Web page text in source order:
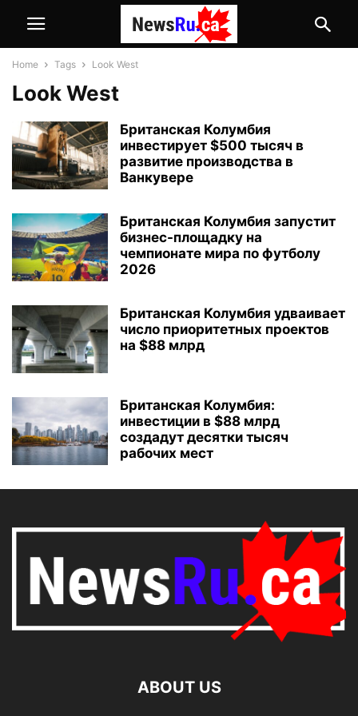
Home Tags Look West
Look West
Британская Колумбия
инвестирует $500 тысяч в
развитие производства в
Ванкувере
Британская Колумбия запустит
бизнес-площадку на
чемпионате мира по футболу
2026
Британская Колумбия удваивает
число приоритетных проектов
на $88 млрд
Британская Колумбия:
инвестиции в $88 млрд
создадут десятки тысяч
рабочих мест
ABOUT US